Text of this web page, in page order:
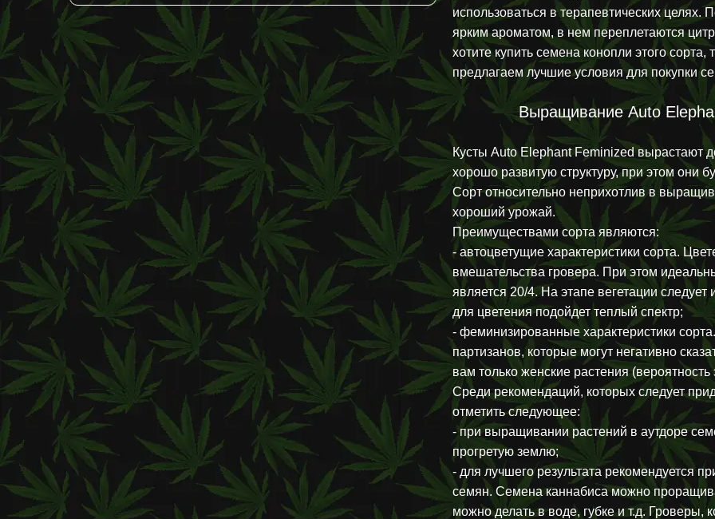
использоваться в терапевтических
ярким ароматом, в нем переплетаются
хотите купить семена конопли этого
предлагаем лучшие условия для покупки
Выращивание Auto
Кусты Auto Elephant Feminized
хорошо развитую структуру, при этом они
Сорт относительно неприхотлив в
хороший урожай.
Преимуществами сорта являются:
- автоцветущие характеристики сорта.
вмешательства гровера. При этом
является 20/4. На этапе вегетации
для цветения подойдет теплый спектр;
- феминизированные характеристики
партизанов, которые могут негативно
вам только женские растения (вероятность
Среди рекомендаций, которых следует
отметить следующее:
- при выращивании растений в аутдоре
прогретую землю;
- для лучшего результата рекомендуется
семян. Семена каннабиса можно
можно делать в воде, губке и т.д.